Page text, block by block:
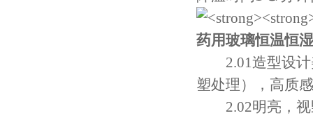
药用玻璃恒温恒
2.01造型设计
塑处理），高质
2.02明亮，